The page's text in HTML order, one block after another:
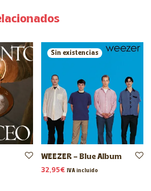
WEEZER – Blue Album
32,95€ IVA incluido